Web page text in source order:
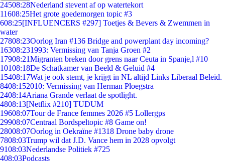
24508:28Nederland stevent af op watertekort
11608:25Het grote goedemorgen topic #3
608:25[INFLUENCERS #297] Toetjes & Bevers & Zwemmen in
water
27808:23Oorlog Iran #136 Bridge and powerplant day incoming?
16308:231993: Vermissing van Tanja Groen #2
17908:21Migranten breken door grens naar Ceuta in Spanje,l #10
10108:18De Schatkamer van Beeld & Geluid #4
15408:17Wat je ook stemt, je krijgt in NL altijd Links Liberaal Beleid.
8408:152010: Vermissing van Herman Ploegstra
2408:14Ariana Grande verlaat de spotlight.
4808:13[Netflix #210] TUDUM
19608:07Tour de France femmes 2026 #5 Lollergps
29908:07Centraal Bordspeltopic #8 Game on!
28008:07Oorlog in Oekraïne #1318 Drone baby drone
7808:03Trump wil dat J.D. Vance hem in 2028 opvolgt
9108:03Nederlandse Politiek #725
408:03Podcasts